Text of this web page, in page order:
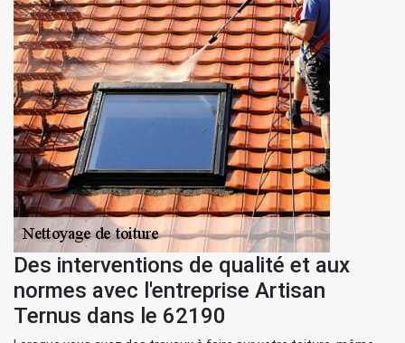
Des interventions de qualité et aux
normes avec l'entreprise Artisan
Ternus dans le 62190